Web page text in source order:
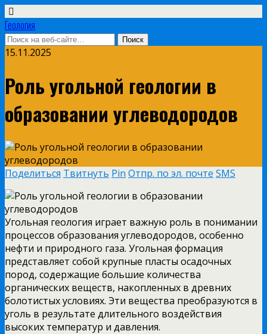
Геология
15.11.2025
Роль угольной геологии в
образовании углеводородов
Поделиться Твитнуть Pin Отпр. по эл. почте SMS
Угольная геология играет важную роль в понимании
процессов образования углеводородов, особенно
нефти и природного газа. Угольная формация
представляет собой крупные пласты осадочных
пород, содержащие большие количества
органических веществ, накопленных в древних
болотистых условиях. Эти вещества преобразуются в
уголь в результате длительного воздействия
высоких температур и давления.